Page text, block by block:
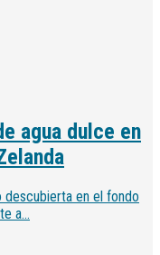
agua dulce en
descubierta en el fondo
a...